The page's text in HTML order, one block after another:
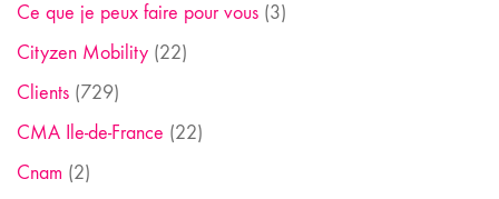
Ce que je peux faire pour vous (3)
Cityzen Mobility (22)
Clients (729)
CMA Ile-de-France (22)
Cnam (2)